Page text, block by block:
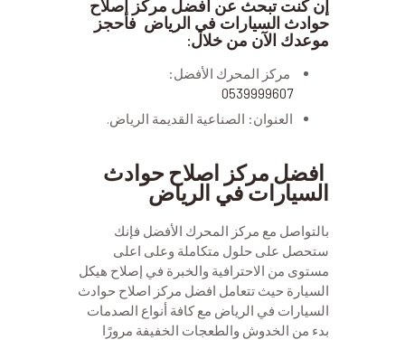
إن كنت تبحث عن افضل مركز إصلاح
حوادث السيارات في الرياض فاحجز
موعدك الآن من خلال:
مركز المحرك الأفضل:
0539999607
العنوان: الصناعية القديمة الرياض.
افضل مركز اصلاح حوادث
السيارات في الرياض
بالتواصل مع مركز المحرك الأفضل فإنك
ستحصل على حلول متكاملة وعلى اعلى
مستوى من الاحترافية والخبرة في إصلاح هيكل
السيارة حيث تتعامل افضل مركز اصلاح حوادث
السيارات في الرياض مع كافة أنواع الصدمات
بدء من الخدوش والطعجات الخفيفة مرورًا